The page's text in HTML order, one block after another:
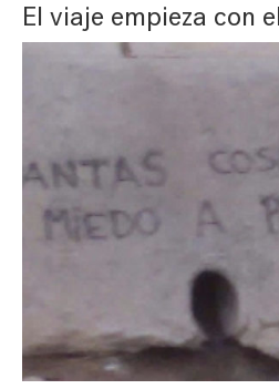
El viaje empieza con